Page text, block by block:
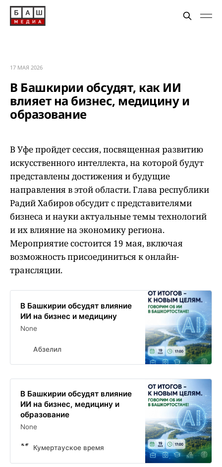
17 МАЯ 2026
В Башкирии обсудят, как ИИ
влияет на бизнес, медицину и
образование
В Уфе пройдет сессия, посвященная развитию
искусственного интеллекта, на которой будут
представлены достижения и будущие
направления в этой области. Глава республики
Радий Хабиров обсудит с представителями
бизнеса и науки актуальные темы технологий
и их влияние на экономику региона.
Мероприятие состоится 19 мая, включая
возможность присоединиться к онлайн-
трансляции.
В Башкирии обсудят влияние
ИИ на бизнес и медицину
None
Абзелил
В Башкирии обсудят влияние
ИИ на бизнес, медицину и
образование
None
Кумертауское время